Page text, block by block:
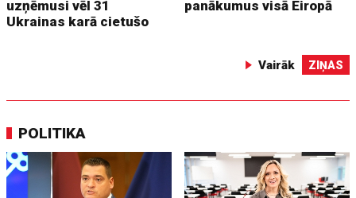
uzņēmusi vēl 31
Ukrainas karā cietušo
panākumus visā Eiropā
Vairāk ZIŅAS
POLITIKA